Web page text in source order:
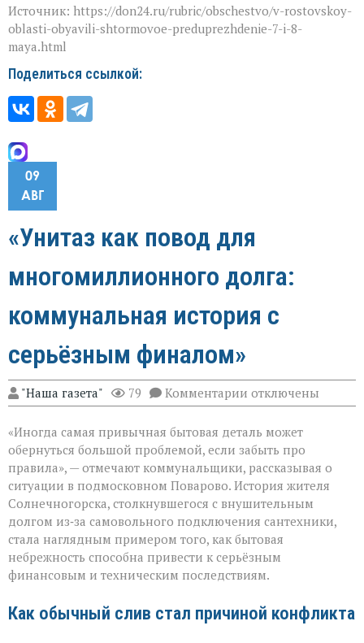
Источник: https://don24.ru/rubric/obschestvo/v-rostovskoy-
oblasti-obyavili-shtormovoe-preduprezhdenie-7-i-8-
maya.html
Поделиться ссылкой:
09
АВГ
«Унитаз как повод для
многомиллионного долга:
коммунальная история с
серьёзным финалом»
"Наша газета" 79 Комментарии к
записи
как
повод
долга:
коммунальная
история
с
серьёзным
финалом»
отключены
«Иногда самая привычная бытовая деталь может
обернуться большой проблемой, если забыть про
правила», — отмечают коммунальщики, рассказывая о
ситуации в подмосковном Поварово. История жителя
Солнечногорска, столкнувшегося с внушительным
долгом из‑за самовольного подключения сантехники,
стала наглядным примером того, как бытовая
небрежность способна привести к серьёзным
финансовым и техническим последствиям.
Как обычный слив стал причиной конфликта